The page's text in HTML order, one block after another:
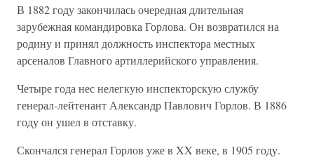
В 1882 году закончилась очередная длительная
зарубежная командировка Горлова. Он возвратился на
родину и принял должность инспектора местных
арсеналов Главного артиллерийского управления.
Четыре года нес нелегкую инспекторскую службу
генерал-лейтенант Александр Павлович Горлов. В 1886
году он ушел в отставку.
Скончался генерал Горлов уже в XX веке, в 1905 году.